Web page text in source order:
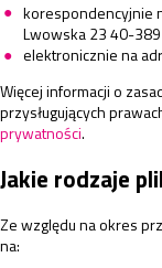
korespondencyjnie
Lwowska 23 40-
elektronicznie na
Więcej informacji o
przysługujących
prywatności.
Jakie rodzaje
Ze względu na okres
na: